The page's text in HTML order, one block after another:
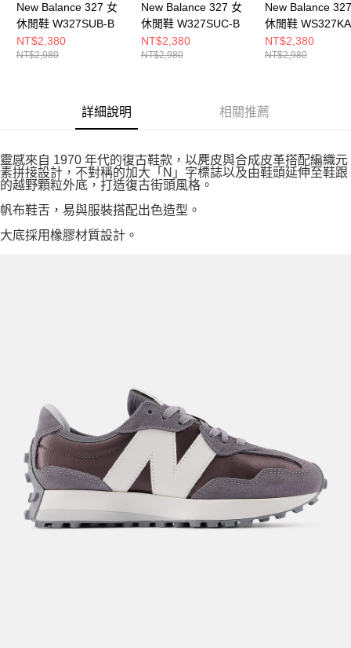
New Balance 327 女
休閒鞋 W327SUB-B
NT$2,380
NT$2,980
New Balance 327 女
休閒鞋 W327SUC-B
NT$2,380
NT$2,980
New Balance
休閒鞋
NT$2,380
NT$2,980
詳細說明 相關推薦
靈感來自 1970 年代的復古鞋款，以麂皮與合成皮革搭配編織元
素拼接設計，不對稱的加大「N」字標誌以及由鞋頭延伸至鞋跟
的越野顆粒外底，打造復古街頭風格。
帆布鞋舌，易與服裝搭配出色造型。
大底採用橡膠材質設計。